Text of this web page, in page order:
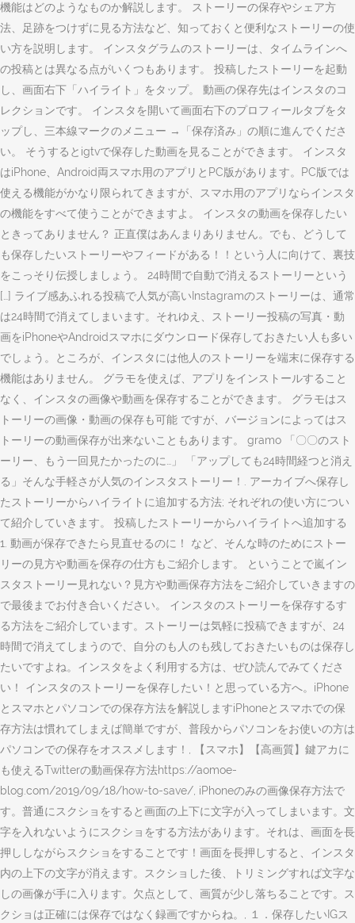
機能はどのようなものか解説します。 ストーリーの保存やシェア方
法、足跡をつけずに見る方法など、知っておくと便利なストーリーの使
い方を説明します。 インスタグラムのストーリーは、タイムラインへ
の投稿とは異なる点がいくつもあります。 投稿したストーリーを起動
し、画面右下「ハイライト」をタップ。 動画の保存先はインスタのコ
レクションです。 インスタを開いて画面右下のプロフィールタブをタ
ップし、三本線マークのメニュー →「保存済み」の順に進んでくださ
い。 そうするとigtvで保存した動画を見ることができます。 インスタ
はiPhone、Android両スマホ用のアプリとPC版があります。PC版では
使える機能がかなり限られてきますが、スマホ用のアプリならインスタ
の機能をすべて使うことができますよ。 インスタの動画を保存したい
ときってありません？ 正直僕はあんまりありません。でも、どうして
も保存したいストーリーやフィードがある！！という人に向けて、裏技
をこっそり伝授しましょう。 24時間で自動で消えるストーリーという
[…] ライブ感あふれる投稿で人気が高いInstagramのストーリーは、通常
は24時間で消えてしまいます。それゆえ、ストーリー投稿の写真・動
画をiPhoneやAndroidスマホにダウンロード保存しておきたい人も多い
でしょう。ところが、インスタには他人のストーリーを端末に保存する
機能はありません。 グラモを使えば、アプリをインストールすること
なく、インスタの画像や動画を保存することができます。 グラモはス
トーリーの画像・動画の保存も可能 ですが、バージョンによってはス
トーリーの動画保存が出来ないこともあります。 gramo 「〇〇のスト
ーリー、もう一回見たかったのに…」 「アップしても24時間経つと消え
る」そんな手軽さが人気のインスタストーリー！. アーカイブへ保存し
たストーリーからハイライトに追加する方法; それぞれの使い方につい
て紹介していきます。 投稿したストーリーからハイライトへ追加する
1. 動画が保存できたら見直せるのに！ など、そんな時のためにストー
リーの見方や動画を保存の仕方もご紹介します。 ということで嵐イン
スタストーリー見れない？見方や動画保存方法をご紹介していきますの
で最後までお付き合いください。 インスタのストーリーを保存するす
る方法をご紹介しています。ストーリーは気軽に投稿できますが、24
時間で消えてしまうので、自分のも人のも残しておきたいものは保存し
たいですよね。インスタをよく利用する方は、ぜひ読んでみてくださ
い！ インスタのストーリーを保存したい！と思っている方へ。iPhone
とスマホとパソコンでの保存方法を解説しますiPhoneとスマホでの保
存方法は慣れてしまえば簡単ですが、普段からパソコンをお使いの方は
パソコンでの保存をオススメします！, 【スマホ】【高画質】鍵アカに
も使えるTwitterの動画保存方法https://aomoe-
blog.com/2019/09/18/how-to-save/, iPhoneのみの画像保存方法で
す。普通にスクショをすると画面の上下に文字が入ってしまいます。文
字を入れないようにスクショをする方法があります。それは、画面を長
押ししながらスクショをすることです！画面を長押しすると、インスタ
内の上下の文字が消えます。スクショした後、トリミングすれば文字な
しの画像が手に入ります。欠点として、画質が少し落ちることです。ス
クショは正確には保存ではなく録画ですからね。, １．保存したいIGス